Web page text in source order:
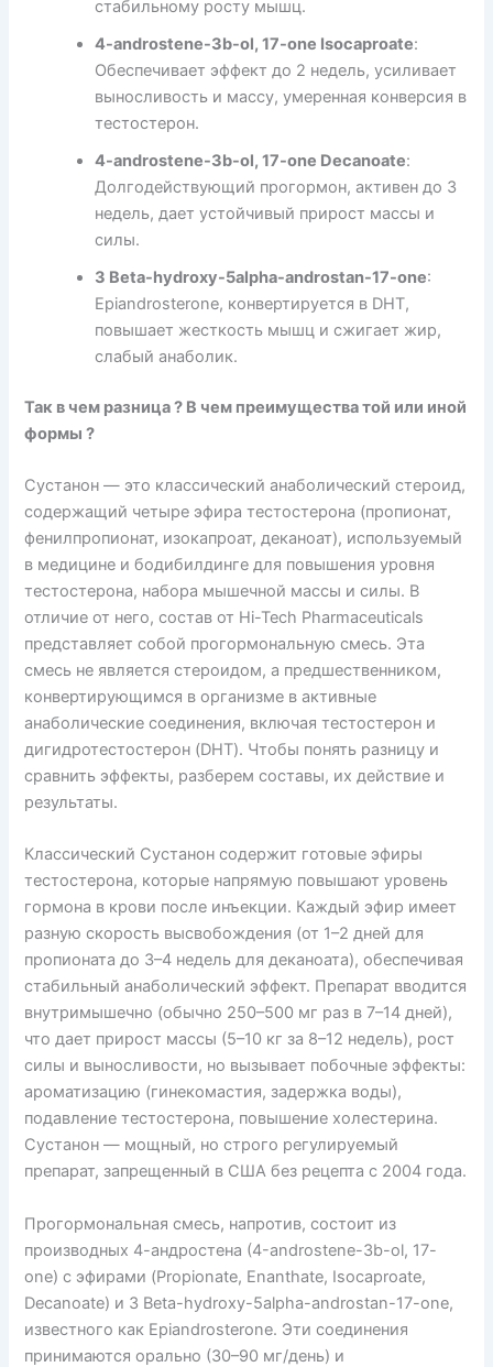
стабильному росту мышц.
4-androstene-3b-ol, 17-one Isocaproate:
Обеспечивает эффект до 2 недель, усиливает
выносливость и массу, умеренная конверсия в
тестостерон.
4-androstene-3b-ol, 17-one Decanoate:
Долгодействующий прогормон, активен до 3
недель, дает устойчивый прирост массы и
силы.
3 Beta-hydroxy-5alpha-androstan-17-one:
Epiandrosterone, конвертируется в DHT,
повышает жесткость мышц и сжигает жир,
слабый анаболик.
Так в чем разница ? В чем преимущества той или иной
формы ?
Сустанон — это классический анаболический стероид,
содержащий четыре эфира тестостерона (пропионат,
фенилпропионат, изокапроат, деканоат), используемый
в медицине и бодибилдинге для повышения уровня
тестостерона, набора мышечной массы и силы. В
отличие от него, состав от Hi-Tech Pharmaceuticals
представляет собой прогормональную смесь. Эта
смесь не является стероидом, а предшественником,
конвертирующимся в организме в активные
анаболические соединения, включая тестостерон и
дигидротестостерон (DHT). Чтобы понять разницу и
сравнить эффекты, разберем составы, их действие и
результаты.
Классический Сустанон содержит готовые эфиры
тестостерона, которые напрямую повышают уровень
гормона в крови после инъекции. Каждый эфир имеет
разную скорость высвобождения (от 1–2 дней для
пропионата до 3–4 недель для деканоата), обеспечивая
стабильный анаболический эффект. Препарат вводится
внутримышечно (обычно 250–500 мг раз в 7–14 дней),
что дает прирост массы (5–10 кг за 8–12 недель), рост
силы и выносливости, но вызывает побочные эффекты:
ароматизацию (гинекомастия, задержка воды),
подавление тестостерона, повышение холестерина.
Сустанон — мощный, но строго регулируемый
препарат, запрещенный в США без рецепта с 2004 года.
Прогормональная смесь, напротив, состоит из
производных 4-андростена (4-androstene-3b-ol, 17-
one) с эфирами (Propionate, Enanthate, Isocaproate,
Decanoate) и 3 Beta-hydroxy-5alpha-androstan-17-one,
известного как Epiandrosterone. Эти соединения
принимаются орально (30–90 мг/день) и